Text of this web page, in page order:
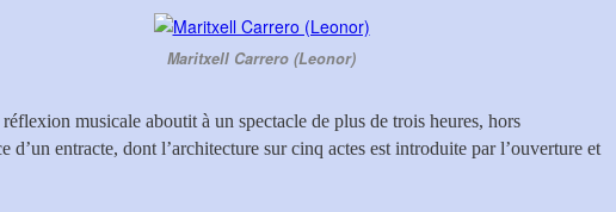
Maritxell Carrero (Leonor)
musicale aboutit à un spectacle de plus de trois heures, hors
d’un entracte, dont l’architecture sur cinq actes est introduite par l’ouverture et